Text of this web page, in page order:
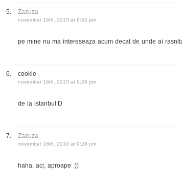
Zazuza
november 16th, 2010 at 8:52 pm
pe mine nu ma intereseaza acum decat de unde ai
cookie
november 16th, 2010 at 9:26 pm
de la istanbul:D
Zazuza
november 16th, 2010 at 9:28 pm
haha, aci, aproape :))